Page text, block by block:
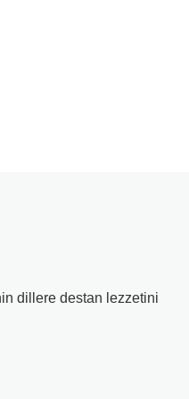
dillere destan lezzetini